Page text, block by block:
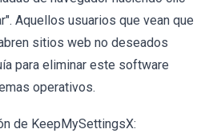
Aquellos usuarios que vean que
sitios web no deseados
para eliminar este software
operativos.
de KeepMySettingsX: